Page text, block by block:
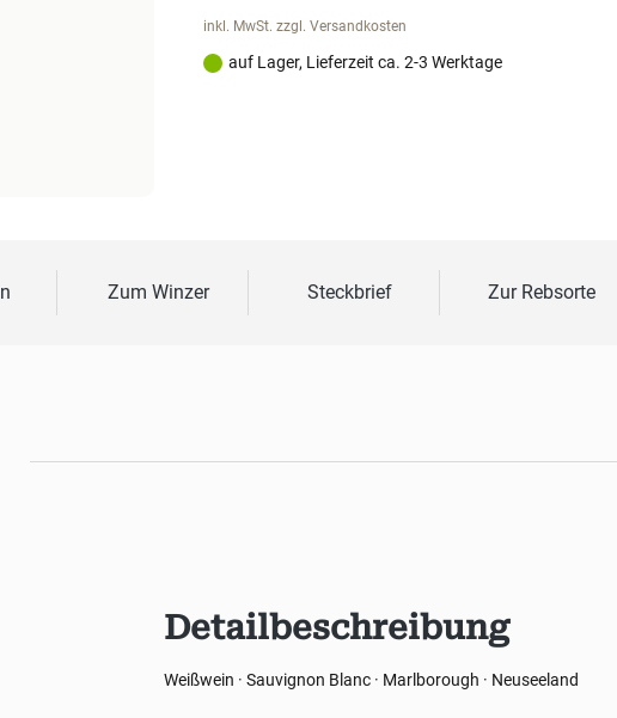
inkl. MwSt. zzgl. Versandkosten
auf Lager, Lieferzeit ca. 2-3 Werktage
Zum Winzer Steckbrief Zur Rebsorte
Detailbeschreibung
Weißwein · Sauvignon Blanc · Marlborough · Neuseeland